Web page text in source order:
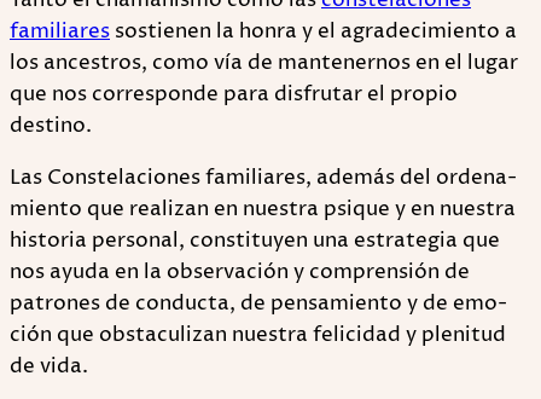
familiares sostienen la honra y el agradecimiento a
los ancestros, como vía de mantenernos en el lugar
que nos corresponde para disfrutar el propio
destino.
Las Cons­te­la­cio­nes fami­lia­res, ade­más del orde­na­
miento que rea­li­zan en nues­tra psi­que y en nues­tra
his­to­ria per­so­nal, cons­ti­tu­yen una estra­te­gia que
nos ayuda en la obser­va­ción y com­pren­sión de
patro­nes de con­ducta, de pen­sa­miento y de emo­
ción que obs­ta­cu­li­zan nues­tra feli­ci­dad y ple­ni­tud
de vida.